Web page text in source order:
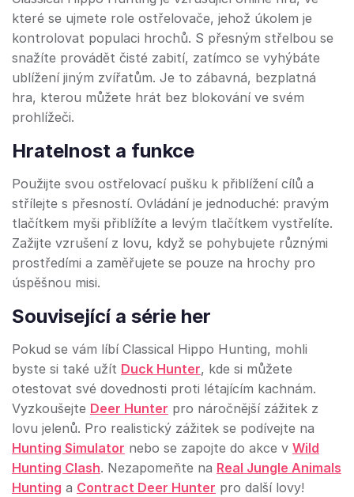
které se ujmete role ostřelovače, jehož úkolem je
kontrolovat populaci hrochů. S přesným střelbou se
snažíte provádět čisté zabití, zatímco se vyhýbáte
ublížení jiným zvířatům. Je to zábavná, bezplatná
hra, kterou můžete hrát bez blokování ve svém
prohlížeči.
Hratelnost a funkce
Použijte svou ostřelovací pušku k přiblížení cílů a
střílejte s přesností. Ovládání je jednoduché: pravým
tlačítkem myši přiblížíte a levým tlačítkem vystřelíte.
Zažijte vzrušení z lovu, když se pohybujete různými
prostředími a zaměřujete se pouze na hrochy pro
úspěšnou misi.
Související a série her
Pokud se vám líbí Classical Hippo Hunting, mohli
byste si také užít Duck Hunter, kde si můžete
otestovat své dovednosti proti létajícím kachnám.
Vyzkoušejte Deer Hunter pro náročnější zážitek z
lovu jelenů. Pro realistický zážitek se podívejte na
Hunting Simulator nebo se zapojte do akce v Wild
Hunting Clash. Nezapomeňte na Real Jungle Animals
Hunting a Contract Deer Hunter pro další lovy!